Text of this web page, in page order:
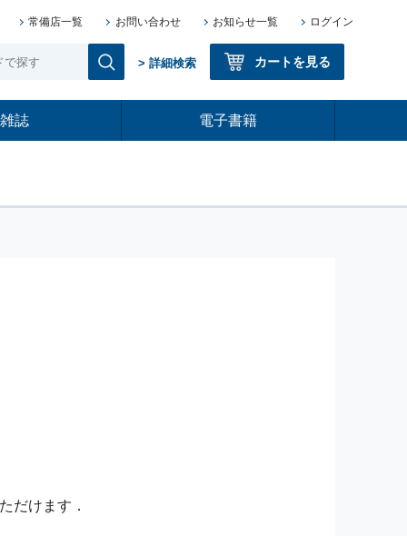
常備店一覧 お問い合わせ お知らせ一覧 ログイン
> 詳細検索 カートを見る
雑誌 電子書籍
だけます．